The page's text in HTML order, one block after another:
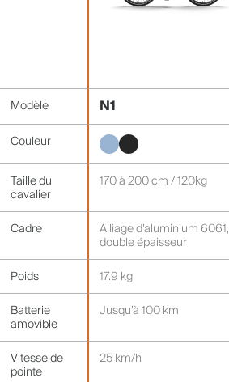
Modèle N1
Couleur
Taille du
cavalier
170 à 200 cm / 120kg
Cadre
Alliage d’aluminium 6061,
double épaisseur
Poids 17.9 kg
Batterie
amovible
Jusqu’à 100 km
Vitesse de
pointe
25 km/h